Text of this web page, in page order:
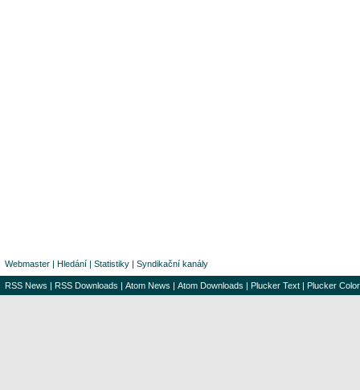
Webmaster | Hledání | Statistiky | Syndikační kanály
RSS News | RSS Downloads | Atom News | Atom Downloads | Plucker Text | Plucker Color